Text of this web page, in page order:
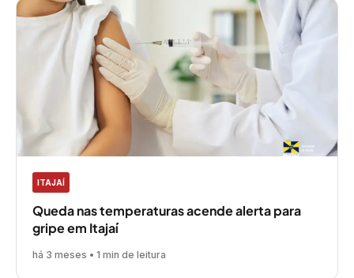
ITAJAÍ
Queda nas temperaturas acende alerta para
gripe em Itajaí
há 3 meses • 1 min de leitura